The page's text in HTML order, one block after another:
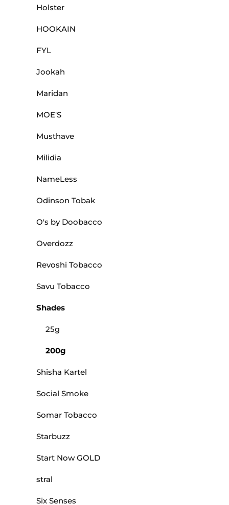
Holster
HOOKAIN
FYL
Jookah
Maridan
MOE'S
Musthave
Milidia
NameLess
Odinson Tobak
O's by Doobacco
Overdozz
Revoshi Tobacco
Savu Tobacco
Shades
25g
200g
Shisha Kartel
Social Smoke
Somar Tobacco
Starbuzz
Start Now GOLD
stral
Six Senses